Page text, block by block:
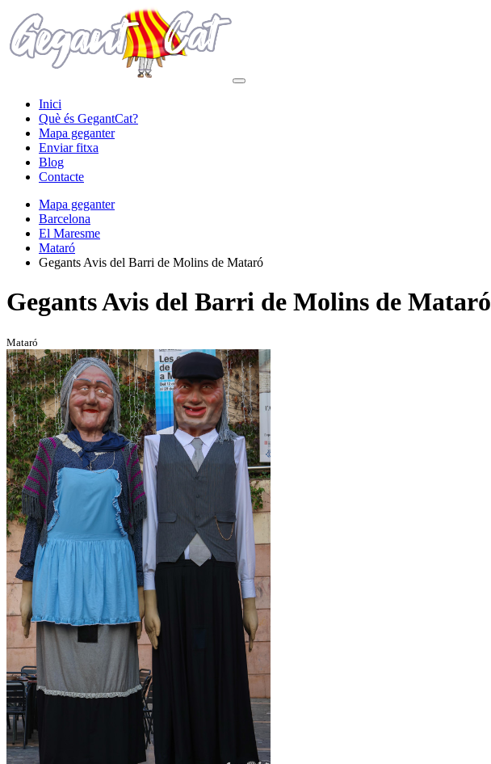
Inici
Què és GegantCat?
Mapa geganter
Enviar fitxa
Blog
Contacte
Mapa geganter
Barcelona
El Maresme
Mataró
Gegants Avis del Barri de Molins de Mataró
Gegants Avis del Barri de Molins de Mataró
Mataró